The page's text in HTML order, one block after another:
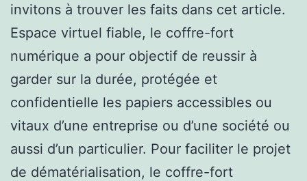
invitons à trouver les faits dans cet article.
Espace virtuel fiable, le coffre-fort
numérique a pour objectif de reussir à
garder sur la durée, protégée et
confidentielle les papiers accessibles ou
vitaux d’une entreprise ou d’une société ou
aussi d’un particulier. Pour faciliter le projet
de dématérialisation, le coffre-fort